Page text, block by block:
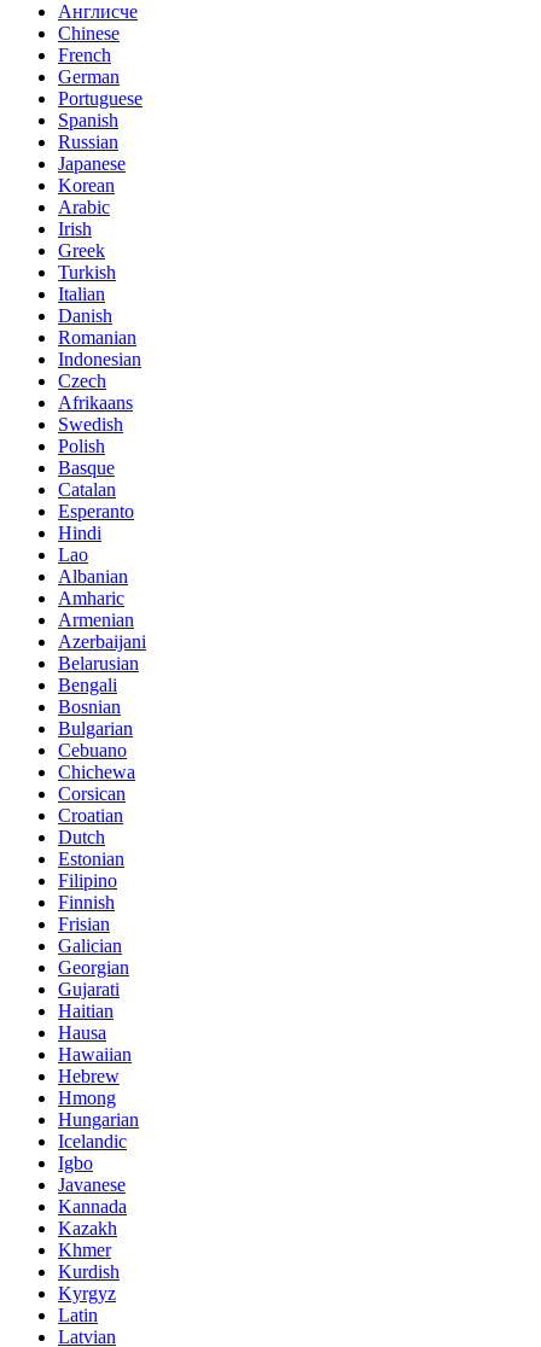
Англисче
Chinese
French
German
Portuguese
Spanish
Russian
Japanese
Korean
Arabic
Irish
Greek
Turkish
Italian
Danish
Romanian
Indonesian
Czech
Afrikaans
Swedish
Polish
Basque
Catalan
Esperanto
Hindi
Lao
Albanian
Amharic
Armenian
Azerbaijani
Belarusian
Bengali
Bosnian
Bulgarian
Cebuano
Chichewa
Corsican
Croatian
Dutch
Estonian
Filipino
Finnish
Frisian
Galician
Georgian
Gujarati
Haitian
Hausa
Hawaiian
Hebrew
Hmong
Hungarian
Icelandic
Igbo
Javanese
Kannada
Kazakh
Khmer
Kurdish
Kyrgyz
Latin
Latvian